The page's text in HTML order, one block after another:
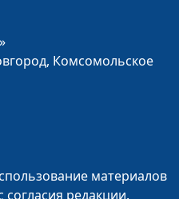
Даниил Круглов
Звездина, Богдан
Арина
Андрей
Комсомольское
материалов
согласия редакции.